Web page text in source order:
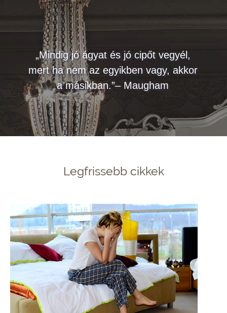
„Mindig jó ágyat és jó cipőt vegyél,
mert ha nem az egyikben vagy, akkor
a másikban.”– Maugham
Legfrissebb cikkek